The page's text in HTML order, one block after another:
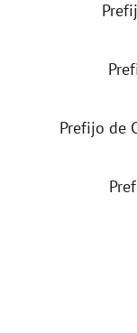
Prefijo de